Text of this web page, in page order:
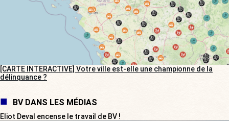
[CARTE INTERACTIVE] Votre ville est-elle une championne de la
délinquance ?
BV DANS LES MÉDIAS
Eliot Deval encense le travail de BV !